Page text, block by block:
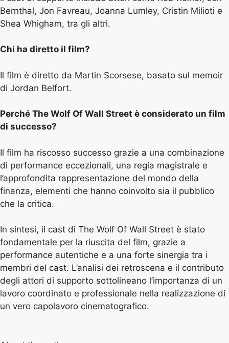
Bernthal, Jon Favreau, Joanna Lumley, Cristin Milioti e
Shea Whigham, tra gli altri.
Chi ha diretto il film?
Il film è diretto da Martin Scorsese, basato sul memoir
di Jordan Belfort.
Perché The Wolf Of Wall Street è considerato un film
di successo?
Il film ha riscosso successo grazie a una combinazione
di performance eccezionali, una regia magistrale e
l’approfondita rappresentazione del mondo della
finanza, elementi che hanno coinvolto sia il pubblico
che la critica.
In sintesi, il cast di The Wolf Of Wall Street è stato
fondamentale per la riuscita del film, grazie a
performance autentiche e a una forte sinergia tra i
membri del cast. L’analisi dei retroscena e il contributo
degli attori di supporto sottolineano l’importanza di un
lavoro coordinato e professionale nella realizzazione di
un vero capolavoro cinematografico.